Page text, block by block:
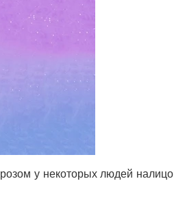
у некоторых людей налицо